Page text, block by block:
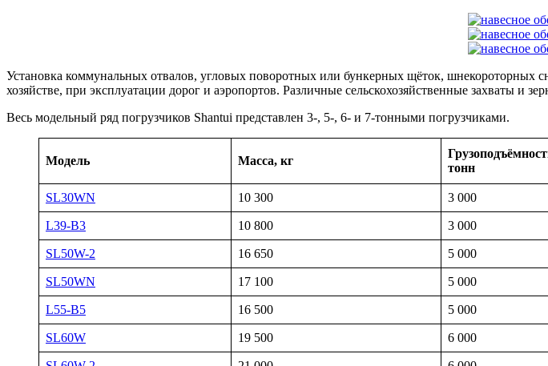
Установка коммунальных отвалов, угловых поворотных или бункерных щёток, шнекороторных
хозяйстве, при эксплуатации дорог и аэропортов. Различные сельскохозяйственные захваты и
Весь модельный ряд погрузчиков Shantui представлен 3-, 5-, 6- и 7-тонными погрузчиками.
Модель Масса, кг
тонн
SL30WN 10 300 3 000
L39-B3 10 800 3 000
SL50W-2 16 650 5 000
SL50WN 17 100 5 000
L55-B5 16 500 5 000
SL60W 19 500 6 000